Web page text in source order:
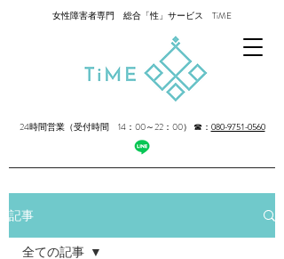
女性障害者専門 総合「性」サービス TiME
24時間営業（受付時間 14：00～22：00） ☎： 080-9751-0560
記事
全ての記事